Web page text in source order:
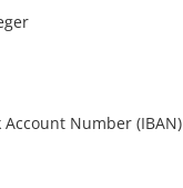
Number (IBAN)